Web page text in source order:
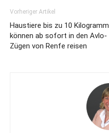
Vorheriger Artikel
Haustiere bis zu 10 Kilogramm
können ab sofort in den Avlo-
Zügen von Renfe reisen